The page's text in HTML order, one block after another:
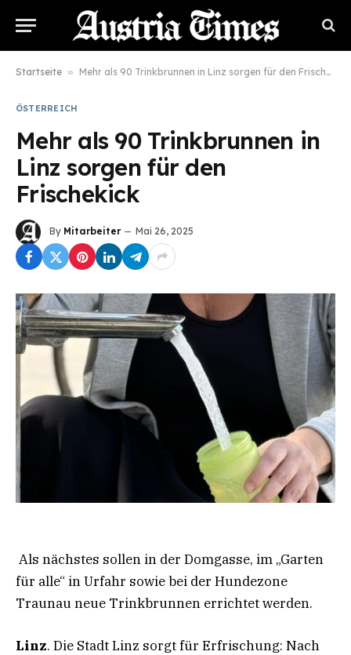
Startseite » Mehr als 90 Trinkbrunnen in Linz sorgen für den Frischekick
ÖSTERREICH
Mehr als 90 Trinkbrunnen in
Linz sorgen für den
Frischekick
By Mitarbeiter Mai 26, 2025
Als nächstes sollen in der Domgasse, im „Garten
für alle“ in Urfahr sowie bei der Hundezone
Traunau neue Trinkbrunnen errichtet werden.
Linz. Die Stadt Linz sorgt für Erfrischung: Nach